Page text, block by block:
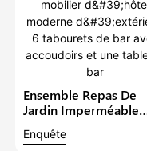
Ensemble Repas De
Jardin Imperméable
Fauteuil, Mobilier
Enquête